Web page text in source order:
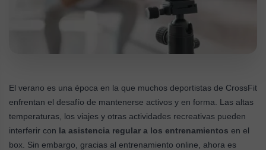
El verano es una época en la que muchos deportistas de CrossFit
enfrentan el desafío de mantenerse activos y en forma. Las altas
temperaturas, los viajes y otras actividades recreativas pueden
interferir con la asistencia regular a los entrenamientos en el
box. Sin embargo, gracias al entrenamiento online, ahora es